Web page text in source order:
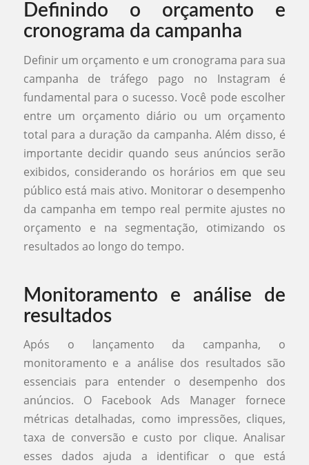
Definindo o orçamento e
cronograma da campanha
Definir um orçamento e um cronograma para sua
campanha de tráfego pago no Instagram é
fundamental para o sucesso. Você pode escolher
entre um orçamento diário ou um orçamento
total para a duração da campanha. Além disso, é
importante decidir quando seus anúncios serão
exibidos, considerando os horários em que seu
público está mais ativo. Monitorar o desempenho
da campanha em tempo real permite ajustes no
orçamento e na segmentação, otimizando os
resultados ao longo do tempo.
Monitoramento e análise de
resultados
Após o lançamento da campanha, o
monitoramento e a análise dos resultados são
essenciais para entender o desempenho dos
anúncios. O Facebook Ads Manager fornece
métricas detalhadas, como impressões, cliques,
taxa de conversão e custo por clique. Analisar
esses dados ajuda a identificar o que está